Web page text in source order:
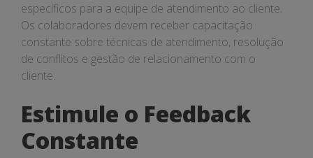
específicos para a equipe de atendimento ao cliente.
Os colaboradores devem receber capacitação
constante sobre técnicas de atendimento, resolução
de conflitos e gestão de relacionamento com o
cliente.
Estimule o Feedback
Constante